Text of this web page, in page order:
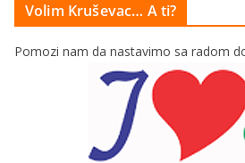
Volim Kruševac… A ti?
Pomozi nam da nastavimo sa radom